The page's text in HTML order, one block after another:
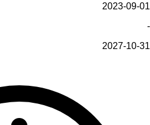
2023-09-01
-
2027-10-31